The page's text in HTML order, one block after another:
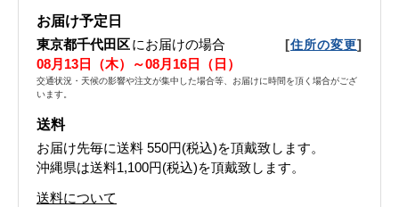
お届け予定日
東京都千代田区にお届けの場合 [住所の変更]
08月13日（木）～08月16日（日）
交通状況・天候の影響や注文が集中した場合等、お届けに時間を頂く場合がござ
います。
送料
お届け先毎に送料 550円(税込)を頂戴致します。
沖縄県は送料1,100円(税込)を頂戴致します。
送料について